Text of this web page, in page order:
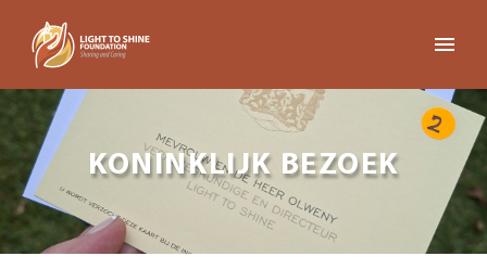
KONINKLIJK BEZOEK